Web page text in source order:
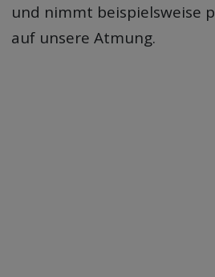
und nimmt beispielsweise
auf unsere Atmung.